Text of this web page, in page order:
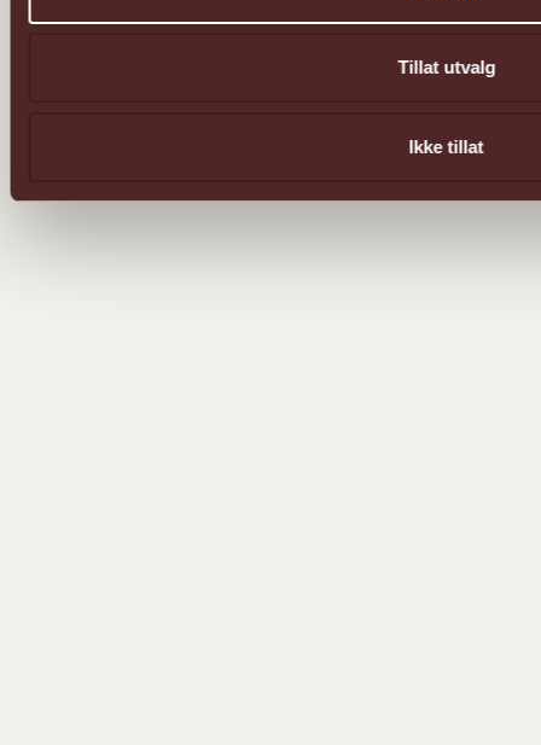
Tillat utvalg
Ikke tillat